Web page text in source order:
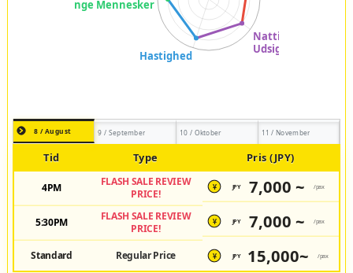
8 / August 9 / September 10 / Oktober 11 / November
Tid Type Pris (JPY)
4PM
FLASH SALE REVIEW
PRICE!
¥ JPY 7,000 ~ /pax
5:30PM
FLASH SALE REVIEW
PRICE!
¥ JPY 7,000 ~ /pax
Standard Regular Price ¥ JPY 15,000~ /pax